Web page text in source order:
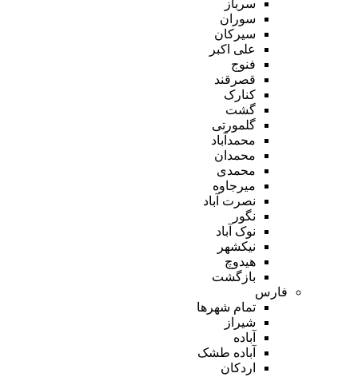
سرباز
سوران
سیرکان
علی اکبر
فنوج
قصرقند
کنارک
گشت
گلمورتی
محمدآباد
محمدان
محمدی
میرجاوه
نصرت آباد
نگور
نوک آباد
نیکشهر
هیدوچ
بازگشت
فارس
تمام شهر‌ها
شیراز
آباده
آباده طشک
اردکان